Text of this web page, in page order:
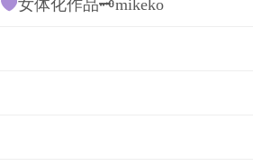
女体化作品🗝mikeko